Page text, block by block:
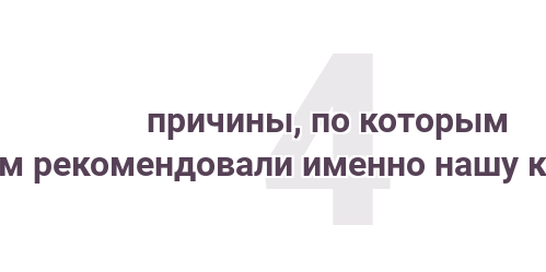
4
причины, по которым
рекомендовали именно нашу